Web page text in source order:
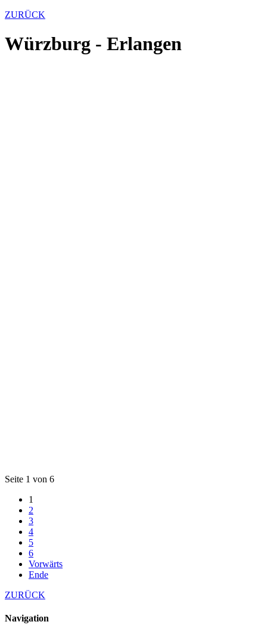
ZURÜCK
Würzburg - Erlangen
Seite 1 von 6
1
2
3
4
5
6
Vorwärts
Ende
ZURÜCK
Navigation